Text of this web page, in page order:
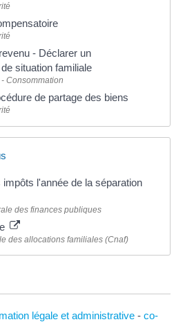
- Déclarer un
situation familiale
Consommation
de partage des biens
l'année de la séparation
des finances publiques
des allocations familiales (Cnaf)
légale et administrative- co-